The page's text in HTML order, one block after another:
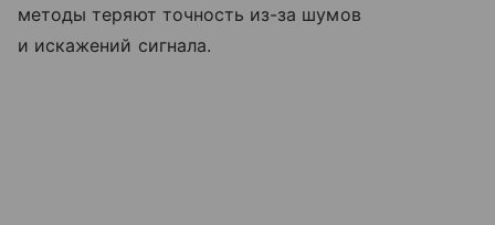
методы теряют точность из-за шумов
и искажений сигнала.